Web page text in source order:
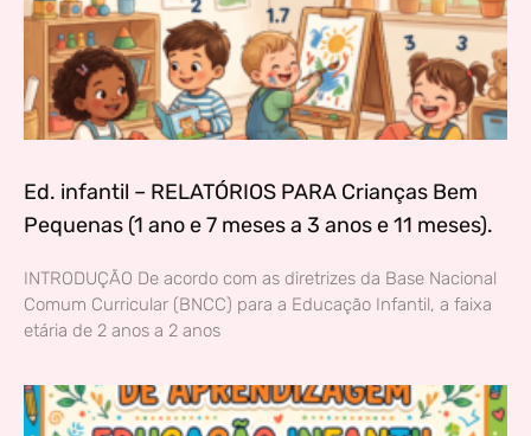
Ed. infantil – RELATÓRIOS PARA Crianças Bem
Pequenas (1 ano e 7 meses a 3 anos e 11 meses).
INTRODUÇÃO De acordo com as diretrizes da Base Nacional
Comum Curricular (BNCC) para a Educação Infantil, a faixa
etária de 2 anos a 2 anos